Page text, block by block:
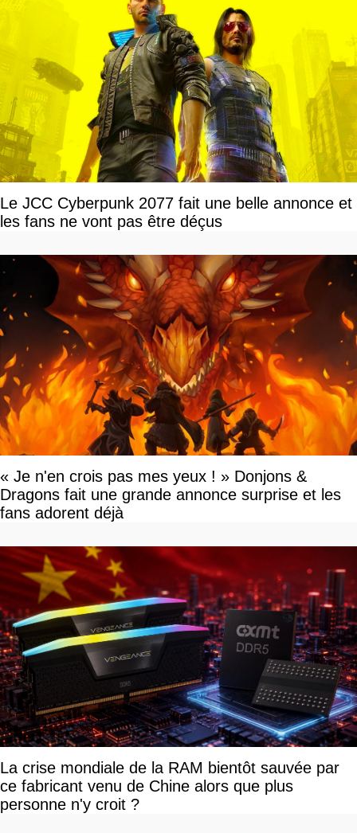
Le JCC Cyberpunk 2077 fait une belle annonce et
les fans ne vont pas être déçus
« Je n'en crois pas mes yeux ! » Donjons &
Dragons fait une grande annonce surprise et les
fans adorent déjà
La crise mondiale de la RAM bientôt sauvée par
ce fabricant venu de Chine alors que plus
personne n'y croit ?